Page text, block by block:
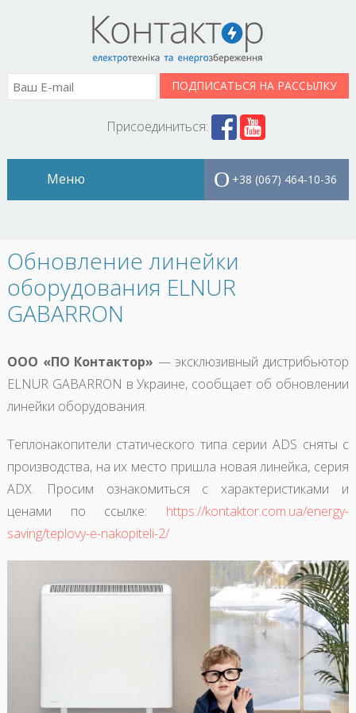
Присоединиться:
+38 (067) 464-10-36
Обновление линейки
оборудования ELNUR
GABARRON
ООО «ПО Контактор» — эксклюзивный дистрибьютор
ELNUR GABARRON в Украине, сообщает об обновлении
линейки оборудования.
Теплонакопители статического типа серии ADS сняты с
производства, на их место пришла новая линейка, серия
ADX. Просим ознакомиться с характеристиками и
ценами по ссылке: https://kontaktor.com.ua/energy-
saving/teplovy-e-nakopiteli-2/